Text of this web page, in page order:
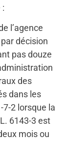
l’agence
décision
pas douze
des
dans les
7-2 lorsque la
6143-3 est
mois ou